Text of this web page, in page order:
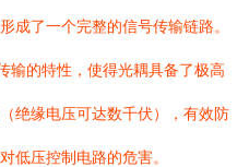
成了一个完整的信号传输链路。
输的特性，使得光耦具备了极高
绝缘电压可达数千伏），有效防
低压控制电路的危害。